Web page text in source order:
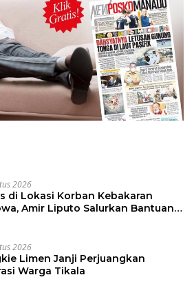
2026
di Lokasi Korban Kebakaran
Amir Liputo Salurkan Bantuan
2026
Limen Janji Perjuangkan
Warga Tikala